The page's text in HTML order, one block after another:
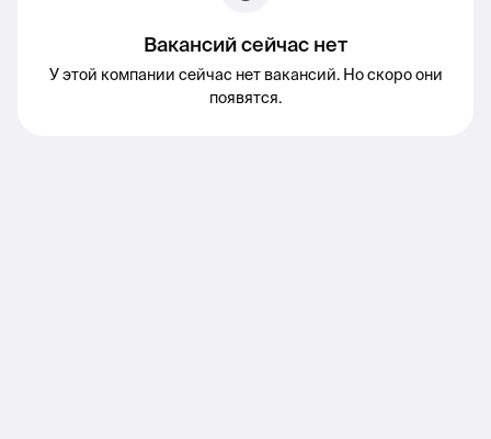
Вакансий сейчас нет
У этой компании сейчас нет вакансий. Но скоро они
появятся.